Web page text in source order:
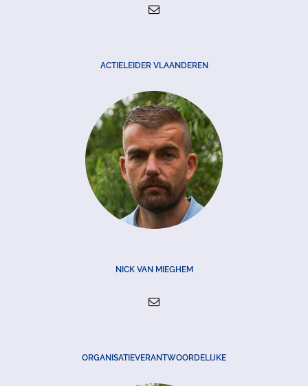
ACTIELEIDER VLAANDEREN
NICK VAN MIEGHEM
ORGANISATIEVERANTWOORDELIJKE